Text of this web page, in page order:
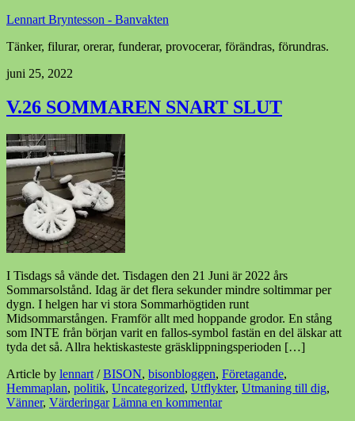
Lennart Bryntesson - Banvakten
Tänker, filurar, orerar, funderar, provocerar, förändras, förundras.
juni 25, 2022
V.26 SOMMAREN SNART SLUT
I Tisdags så vände det. Tisdagen den 21 Juni är 2022 års
Sommarsolstånd. Idag är det flera sekunder mindre soltimmar per
dygn. I helgen har vi stora Sommarhögtiden runt
Midsommarstången. Framför allt med hoppande grodor. En stång
som INTE från början varit en fallos-symbol fastän en del älskar att
tyda det så. Allra hektiskasteste gräsklippningsperioden […]
Article by lennart /BISON, bisonbloggen, Företagande,
Hemmaplan, politik, Uncategorized, Utflykter, Utmaning till dig,
Vänner, Värderingar Lämna en kommentar